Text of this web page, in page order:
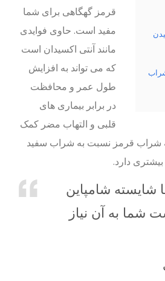
قرمز گهگاهی برای شما
مفید است. حاوی فوایدی
مانند آنتی اکسیدان است
که می تواند به افزایش
طول عمر و محافظت
در برابر بیماری های
قلبی و التهاب مضر کمک
شراب قرمز نسبت به شراب سفید
دارد.
شایسته شامپاین
به آن نیاز